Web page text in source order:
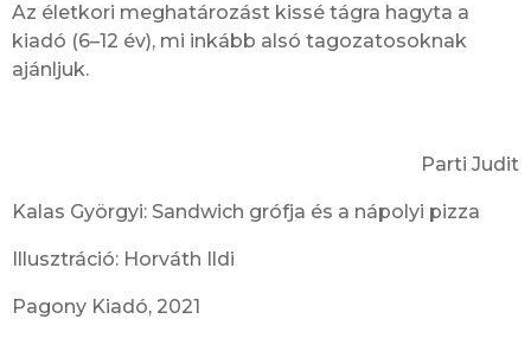
Az életkori meghatározást kissé tágra hagyta a
kiadó (6–12 év), mi inkább alsó tagozatosoknak
ajánljuk.
Parti Judit
Kalas Györgyi: Sandwich grófja és a nápolyi pizza
Illusztráció: Horváth Ildi
Pagony Kiadó, 2021